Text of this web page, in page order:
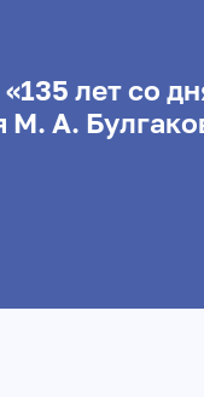
лет со
М. А.